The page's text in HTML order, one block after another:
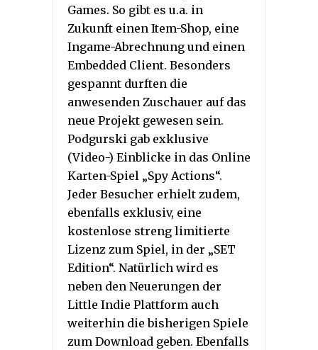
Games. So gibt es u.a. in
Zukunft einen Item-Shop, eine
Ingame-Abrechnung und einen
Embedded Client. Besonders
gespannt durften die
anwesenden Zuschauer auf das
neue Projekt gewesen sein.
Podgurski gab exklusive
(Video-) Einblicke in das Online
Karten-Spiel „Spy Actions“.
Jeder Besucher erhielt zudem,
ebenfalls exklusiv, eine
kostenlose streng limitierte
Lizenz zum Spiel, in der „SET
Edition“. Natürlich wird es
neben den Neuerungen der
Little Indie Plattform auch
weiterhin die bisherigen Spiele
zum Download geben. Ebenfalls